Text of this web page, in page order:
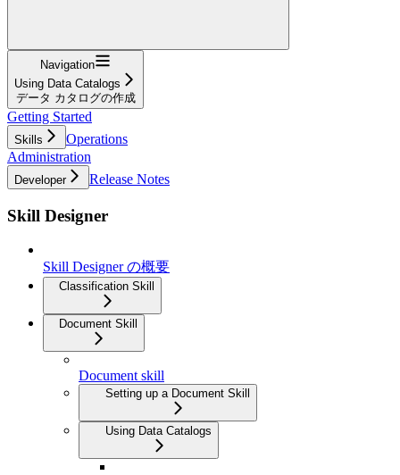
Navigation
Using Data Catalogs
データ カタログの作成
Getting Started
Skills
Operations
Administration
Developer Release Notes
Skill Designer
Skill Designer の概要
Classification Skill
Document Skill
Document skill
Setting up a Document Skill
Using Data Catalogs